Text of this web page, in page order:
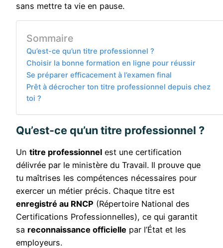
sans mettre ta vie en pause.
Sommaire
Qu’est-ce qu’un titre professionnel ?
Choisir la bonne formation en ligne pour réussir
Se préparer efficacement à l’examen final
Prêt à décrocher ton titre professionnel depuis chez
toi ?
Qu’est-ce qu’un titre professionnel ?
Un titre professionnel est une certification
délivrée par le ministère du Travail. Il prouve que
tu maîtrises les compétences nécessaires pour
exercer un métier précis. Chaque titre est
enregistré au RNCP (Répertoire National des
Certifications Professionnelles), ce qui garantit
sa reconnaissance officielle par l’État et les
employeurs.